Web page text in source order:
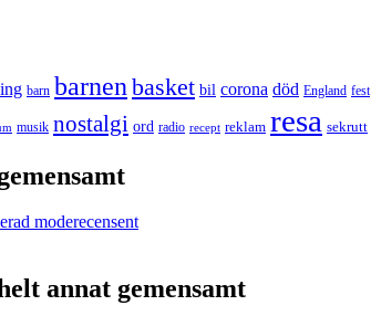
barn barnen basket bil corona död England fest
musik nostalgi ord radio recept reklam resa sekrutt
moderecensent
annat gemensamt